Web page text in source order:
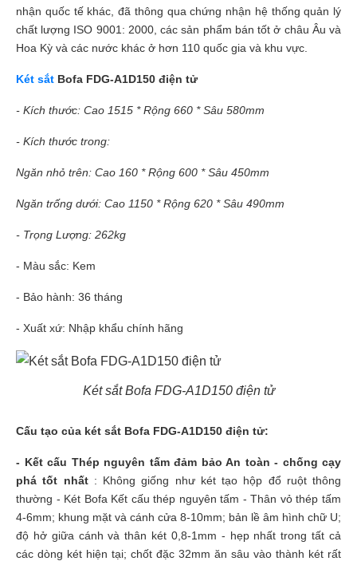
nhận quốc tế khác, đã thông qua chứng nhận hệ thống quản lý
chất lượng ISO 9001: 2000, các sản phẩm bán tốt ở châu Âu và
Hoa Kỳ và các nước khác ở hơn 110 quốc gia và khu vực.
Két sắt Bofa FDG-A1D150 điện tử
- Kích thước: Cao 1515 * Rộng 660 * Sâu 580mm
- Kích thước trong:
Ngăn nhỏ trên: Cao 160 * Rộng 600 * Sâu 450mm
Ngăn trống dưới: Cao 1150 * Rộng 620 * Sâu 490mm
- Trọng Lượng: 262kg
- Màu sắc: Kem
- Bảo hành: 36 tháng
- Xuất xứ: Nhập khẩu chính hãng
Két sắt Bofa FDG-A1D150 điện tử
Cấu tạo của két sắt Bofa FDG-A1D150 điện tử:
- Kết cấu Thép nguyên tấm đảm bảo An toàn - chống cạy
phá tốt nhất: Không giống như két tạo hộp đổ ruột thông
thường - Két Bofa Kết cấu thép nguyên tấm - Thân vỏ thép tấm
4-6mm; khung mặt và cánh cửa 8-10mm; bản lề âm hình chữ U;
độ hở giữa cánh và thân két 0,8-1mm - hẹp nhất trong tất cả
các dòng két hiện tại; chốt đặc 32mm ăn sâu vào thành két rất